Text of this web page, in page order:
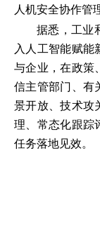
人机安全协作管
据悉，工业
入人工智能赋能
与企业，在政策
信主管部门、有
景开放、技术攻
理、常态化跟踪
任务落地见效。